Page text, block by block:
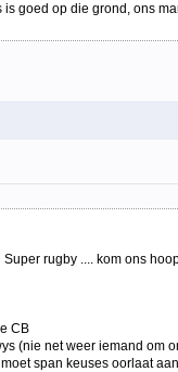
goed op die grond, ons
rugby .... kom ons
CB
(nie net weer iemand om
span keuses oorlaat